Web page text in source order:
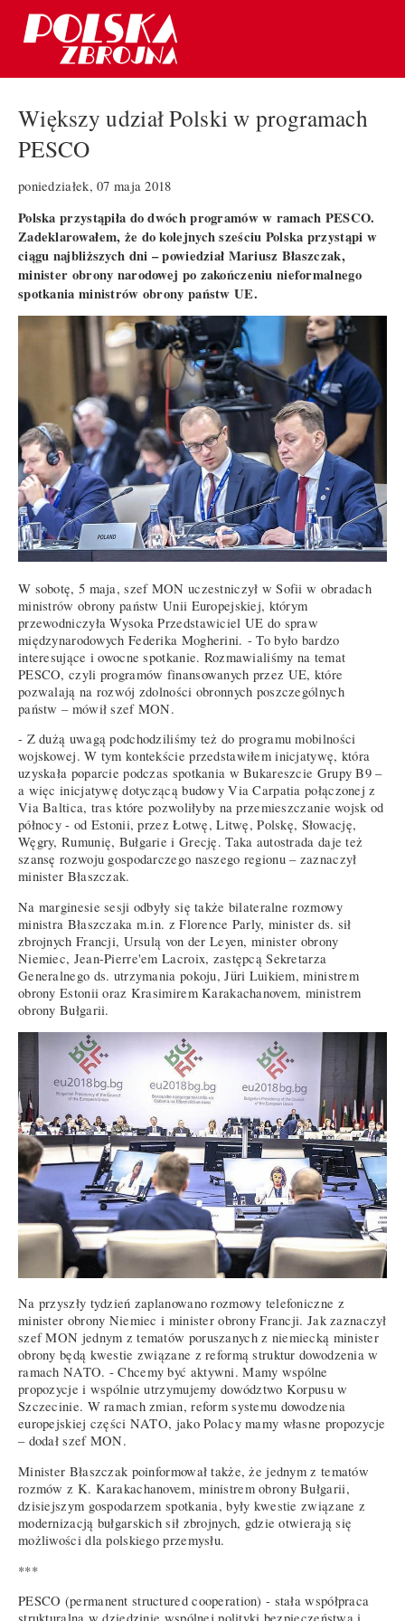
Większy udział Polski w programach
PESCO
poniedziałek, 07 maja 2018
Polska przystąpiła do dwóch programów w ramach PESCO.
Zadeklarowałem, że do kolejnych sześciu Polska przystąpi w
ciągu najbliższych dni – powiedział Mariusz Błaszczak,
minister obrony narodowej po zakończeniu nieformalnego
spotkania ministrów obrony państw UE.
W sobotę, 5 maja, szef MON uczestniczył w Sofii w obradach
ministrów obrony państw Unii Europejskiej, którym
przewodniczyła Wysoka Przedstawiciel UE do spraw
międzynarodowych Federika Mogherini. - To było bardzo
interesujące i owocne spotkanie. Rozmawialiśmy na temat
PESCO, czyli programów finansowanych przez UE, które
pozwalają na rozwój zdolności obronnych poszczególnych
państw – mówił szef MON.
- Z dużą uwagą podchodziliśmy też do programu mobilności
wojskowej. W tym kontekście przedstawiłem inicjatywę, która
uzyskała poparcie podczas spotkania w Bukareszcie Grupy B9 –
a więc inicjatywę dotyczącą budowy Via Carpatia połączonej z
Via Baltica, tras które pozwoliłyby na przemieszczanie wojsk od
północy - od Estonii, przez Łotwę, Litwę, Polskę, Słowację,
Węgry, Rumunię, Bułgarie i Grecję. Taka autostrada daje też
szansę rozwoju gospodarczego naszego regionu – zaznaczył
minister Błaszczak.
Na marginesie sesji odbyły się także bilateralne rozmowy
ministra Błaszczaka m.in. z Florence Parly, minister ds. sił
zbrojnych Francji, Ursulą von der Leyen, minister obrony
Niemiec, Jean-Pierre'em Lacroix, zastępcą Sekretarza
Generalnego ds. utrzymania pokoju, Jüri Luikiem, ministrem
obrony Estonii oraz Krasimirem Karakachanovem, ministrem
obrony Bułgarii.
Na przyszły tydzień zaplanowano rozmowy telefoniczne z
minister obrony Niemiec i minister obrony Francji. Jak zaznaczył
szef MON jednym z tematów poruszanych z niemiecką minister
obrony będą kwestie związane z reformą struktur dowodzenia w
ramach NATO. - Chcemy być aktywni. Mamy wspólne
propozycje i wspólnie utrzymujemy dowództwo Korpusu w
Szczecinie. W ramach zmian, reform systemu dowodzenia
europejskiej części NATO, jako Polacy mamy własne propozycje
– dodał szef MON.
Minister Błaszczak poinformował także, że jednym z tematów
rozmów z K. Karakachanovem, ministrem obrony Bułgarii,
dzisiejszym gospodarzem spotkania, były kwestie związane z
modernizacją bułgarskich sił zbrojnych, gdzie otwierają się
możliwości dla polskiego przemysłu.
***
PESCO (permanent structured cooperation) - stała współpraca